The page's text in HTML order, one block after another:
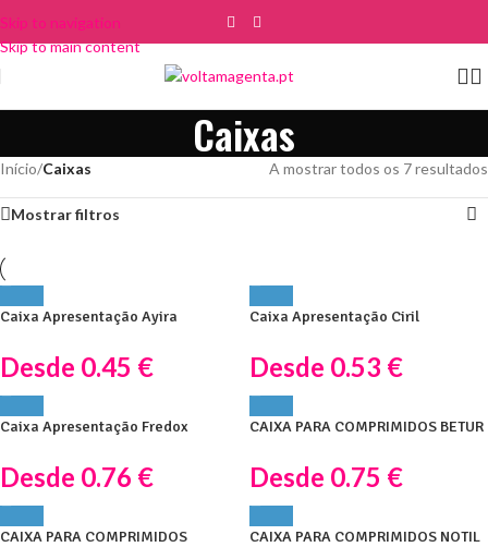
Skip to navigation
Skip to main content
Caixas
Início/Caixas A mostrar todos os 7 resultados
Mostrar filtros
Caixa Apresentação Ayira
Desde 0.45 €
Caixa Apresentação Ciril
Desde 0.53 €
Caixa Apresentação Fredox
Desde 0.76 €
CAIXA PARA COMPRIMIDOS BETUR
Desde 0.75 €
CAIXA PARA COMPRIMIDOS
CAIXA PARA COMPRIMIDOS NOTIL